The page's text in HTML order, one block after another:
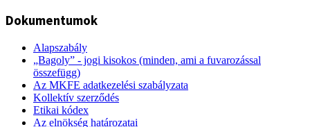
Dokumentumok
Alapszabály
„Bagoly” - jogi kisokos (minden, ami a fuvarozással
összefügg)
Az MKFE adatkezelési szabályzata
Kollektív szerződés
Etikai kódex
Az elnökség határozatai